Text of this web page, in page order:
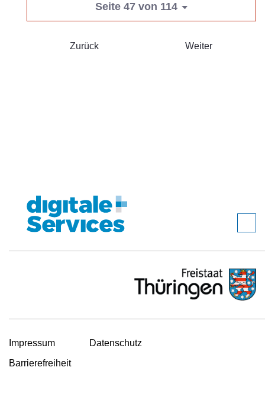
Seite 47 von 114
Zurück Weiter
Impressum
Datenschutz
Barrierefreiheit